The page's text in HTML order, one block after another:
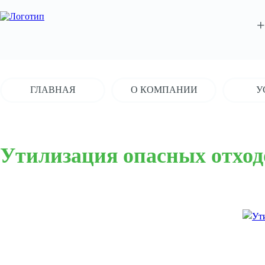
ГЛАВНАЯ О КОМПАНИИ
Утилизация опасных